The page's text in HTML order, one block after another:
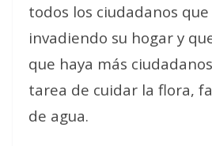
todos los ciudadanos
invadiendo su hogar y
que haya más
tarea de cuidar la flora,
de agua.